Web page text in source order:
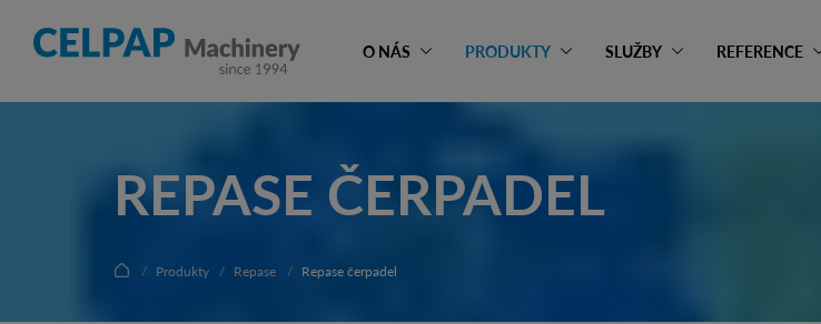
O NÁS PRODUKTY SLUŽBY REFERENCE
REPASE ČERPADEL
Produkty Repase Repase čerpadel